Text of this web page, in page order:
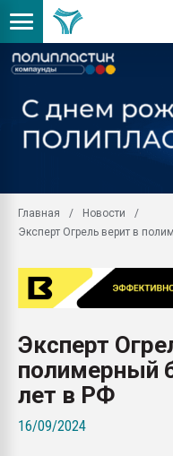
Главная
Новости
Эксперт Огрель верит в
Эксперт
полимерный
лет в РФ
16/09/2024